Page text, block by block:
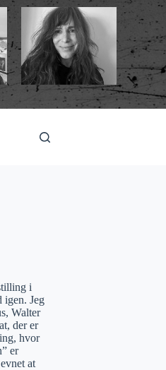
i
igen. Jeg
Walter
der er
hvor
er
at